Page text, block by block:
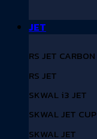
JET
RS JET CARBON
RS JET
SKWAL i3 JET
SKWAL JET CUP
SKWAL JET